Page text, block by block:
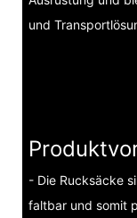
und
- Die Rucksäcke
faltbar und somit